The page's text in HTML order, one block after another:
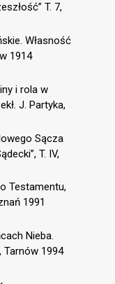
T. 7,
Własność
1914
i rola w
J. Partyka,
Sącza
T. IV,
Testamentu,
1991
Nieba.
Tarnów 1994